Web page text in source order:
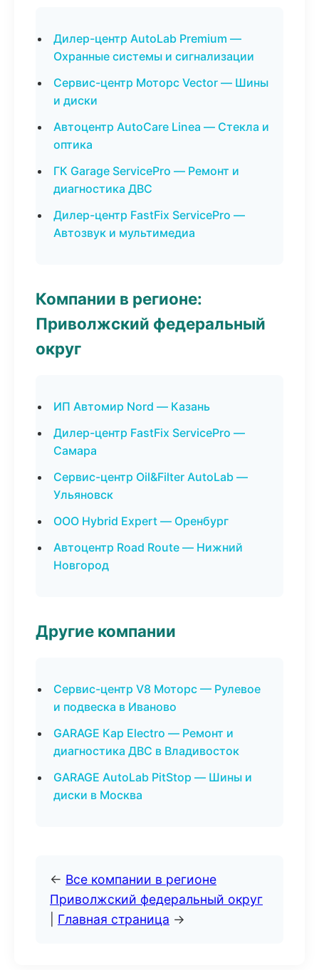
Дилер-центр AutoLab Premium —
Охранные системы и сигнализации
Сервис-центр Моторс Vector — Шины
и диски
Автоцентр AutoCare Linea — Стекла и
оптика
ГК Garage ServicePro — Ремонт и
диагностика ДВС
Дилер-центр FastFix ServicePro —
Автозвук и мультимедиа
Компании в регионе:
Приволжский федеральный
округ
ИП Автомир Nord — Казань
Дилер-центр FastFix ServicePro —
Самара
Сервис-центр Oil&Filter AutoLab —
Ульяновск
ООО Hybrid Expert — Оренбург
Автоцентр Road Route — Нижний
Новгород
Другие компании
Сервис-центр V8 Моторс — Рулевое
и подвеска в Иваново
GARAGE Кар Electro — Ремонт и
диагностика ДВС в Владивосток
GARAGE AutoLab PitStop — Шины и
диски в Москва
← Все компании в регионе
Приволжский федеральный округ
Главная страница →